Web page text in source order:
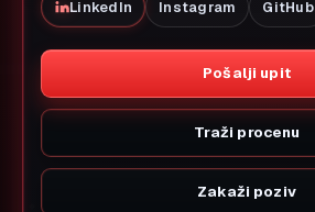
LinkedIn Instagram GitHub
Pošalji upit
Traži procenu
Zakaži poziv